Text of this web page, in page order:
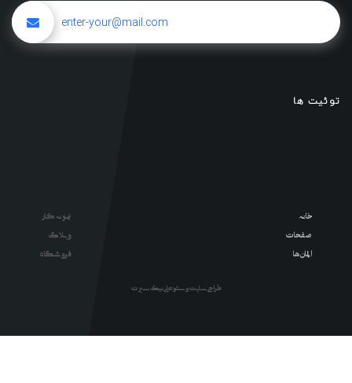
توئیت ها
خانه
صفحات
المان ها
نمونه کار
وبلاگ
فروشگاه
طراحی سایت و سئو : علی نیک سیرت